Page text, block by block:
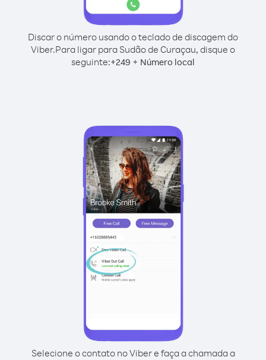
Discar o número usando o teclado de discagem do
Viber.Para ligar para Sudão de Curaçau, disque o
seguinte:+249 + Número local
Selecione o contato no Viber e faça a chamada a